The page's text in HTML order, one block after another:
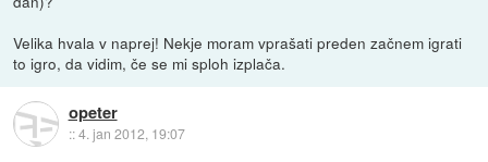
Velika hvala v naprej! Nekje moram vprašati preden začnem igrati
to igro, da vidim, če se mi sploh izplača.
opeter
::4. jan 2012, 19:07